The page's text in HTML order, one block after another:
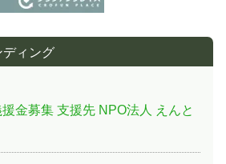
ディング
金募集 支援先 NPO法人 えんと